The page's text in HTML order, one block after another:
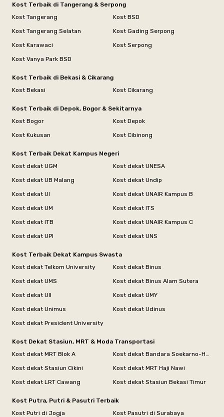
Kost Terbaik di Tangerang & Serpong
Kost Tangerang
Kost BSD
Kost Tangerang Selatan
Kost Gading Serpong
Kost Karawaci
Kost Serpong
Kost Vanya Park BSD
Kost Terbaik di Bekasi & Cikarang
Kost Bekasi
Kost Cikarang
Kost Terbaik di Depok, Bogor & Sekitarnya
Kost Bogor
Kost Depok
Kost Kukusan
Kost Cibinong
Kost Terbaik Dekat Kampus Negeri
Kost dekat UGM
Kost dekat UNESA
Kost dekat UB Malang
Kost dekat Undip
Kost dekat UI
Kost dekat UNAIR Kampus B
Kost dekat UM
Kost dekat ITS
Kost dekat ITB
Kost dekat UNAIR Kampus C
Kost dekat UPI
Kost dekat UNS
Kost Terbaik Dekat Kampus Swasta
Kost dekat Telkom University
Kost dekat Binus
Kost dekat UMS
Kost dekat Binus Alam Sutera
Kost dekat UII
Kost dekat UMY
Kost dekat Unimus
Kost dekat Udinus
Kost dekat President University
Kost Dekat Stasiun, MRT & Moda Transportasi
Kost dekat MRT Blok A
Kost dekat Stasiun Cikini
Kost dekat MRT Haji Nawi
Kost dekat LRT Cawang
Kost dekat Stasiun Bekasi Timur
Kost Putra, Putri & Pasutri Terbaik
Kost Putri di Jogja
Kost Pasutri di Surabaya